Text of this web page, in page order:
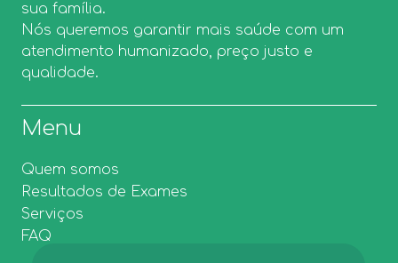
sua família.
Nós queremos garantir mais saúde com um
atendimento humanizado, preço justo e
qualidade.
Menu
Quem somos
Resultados de Exames
Serviços
FAQ